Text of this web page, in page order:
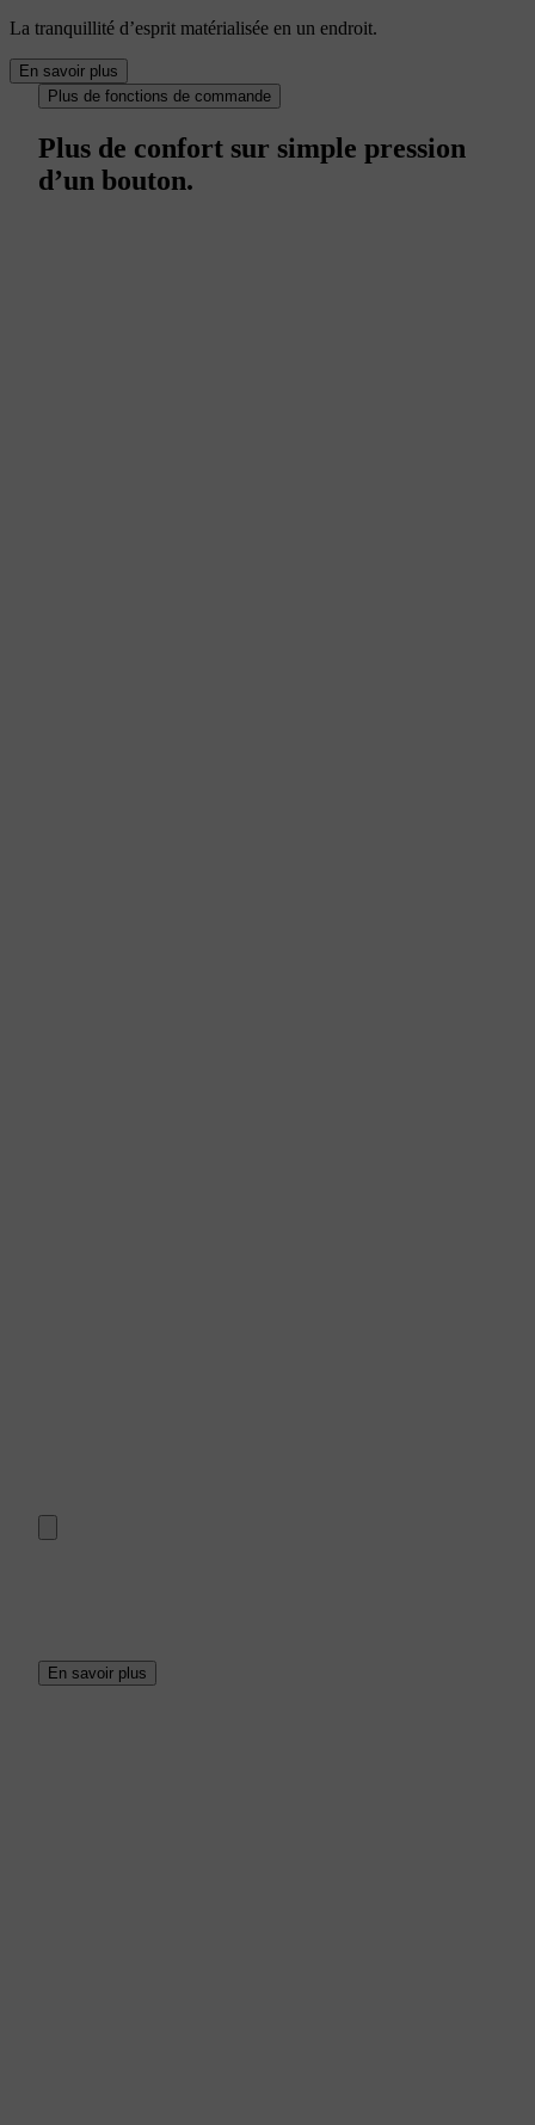
La tranquillité d’esprit matérialisée en un endroit.
En savoir plus
Plus de fonctions de commande
Plus de confort sur simple pression
d’un bouton.
En savoir plus